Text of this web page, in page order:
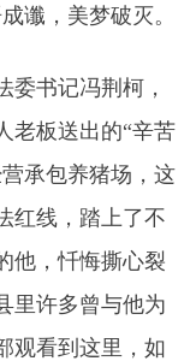
谶，美梦破灭。
委书记冯荆柯，
老板送出的“辛苦
承包养猪场，这
红线，踏上了不
他，忏悔撕心裂
里许多曾与他为
观看到这里，如